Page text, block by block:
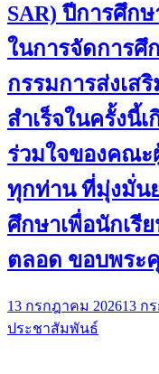
SAR) ปีการศึก
ในการจัดการศึ
กรรมการส่งเส
สำเร็จในครั้งนี้
ร่วมใจของคณะ
ทุกท่าน ที่มุ่งมั่น
ศึกษาเพื่อนักเรี
ตลอด ขอบพระ
13 กรกฎาคม 202613 ก
ประชาสัมพันธ์